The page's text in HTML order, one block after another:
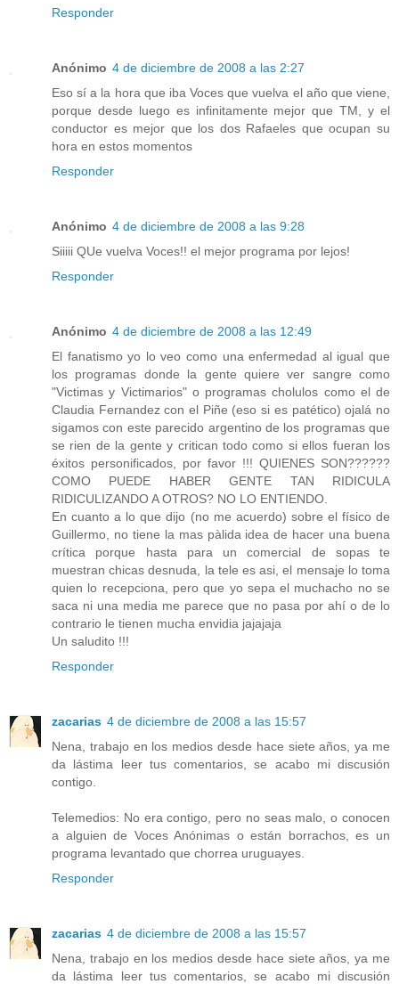
Responder
Anónimo 4 de diciembre de 2008 a las 2:27
Eso sí a la hora que iba Voces que vuelva el año que viene,
porque desde luego es infinitamente mejor que TM, y el
conductor es mejor que los dos Rafaeles que ocupan su
hora en estos momentos
Responder
Anónimo 4 de diciembre de 2008 a las 9:28
Siiiii QUe vuelva Voces!! el mejor programa por lejos!
Responder
Anónimo 4 de diciembre de 2008 a las 12:49
El fanatismo yo lo veo como una enfermedad al igual que
los programas donde la gente quiere ver sangre como
"Victimas y Victimarios" o programas cholulos como el de
Claudia Fernandez con el Piñe (eso si es patético) ojalá no
sigamos con este parecido argentino de los programas que
se rien de la gente y critican todo como si ellos fueran los
éxitos personificados, por favor !!! QUIENES SON??????
COMO PUEDE HABER GENTE TAN RIDICULA
RIDICULIZANDO A OTROS? NO LO ENTIENDO.
En cuanto a lo que dijo (no me acuerdo) sobre el físico de
Guillermo, no tiene la mas pàlida idea de hacer una buena
crítica porque hasta para un comercial de sopas te
muestran chicas desnuda, la tele es asi, el mensaje lo toma
quien lo recepciona, pero que yo sepa el muchacho no se
saca ni una media me parece que no pasa por ahí o de lo
contrario le tienen mucha envidia jajajaja
Un saludito !!!
Responder
zacarias 4 de diciembre de 2008 a las 15:57
Nena, trabajo en los medios desde hace siete años, ya me
da lástima leer tus comentarios, se acabo mi discusión
contigo.
Telemedios: No era contigo, pero no seas malo, o conocen
a alguien de Voces Anónimas o están borrachos, es un
programa levantado que chorrea uruguayes.
Responder
zacarias 4 de diciembre de 2008 a las 15:57
Nena, trabajo en los medios desde hace siete años, ya me
da lástima leer tus comentarios, se acabo mi discusión